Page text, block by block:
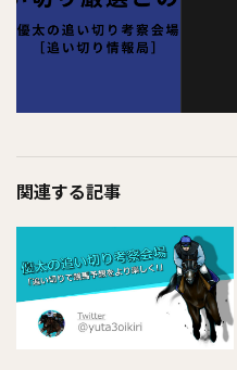
関連する記事